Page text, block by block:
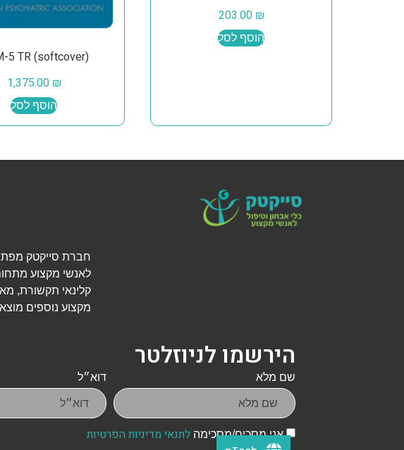
203.00 ₪
הוסף לסל
5 TR (softcover)
1,375.00 ₪
הוסף לסל
לאנשי מקצוע
קלינאי תקשורת,
מקצוע נוספים
הירשמו לניוזלטר
שם מלא דוא״ל
אני מסכים/מסכימה לתנאי מדיניות הפרטיות